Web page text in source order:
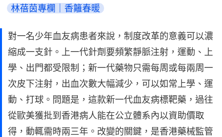
林蓓茵專欄｜香籬春暖
對一名少年血友病患者來說，制度改革的意義可以濃
縮成一支針。上一代針劑要頻繁靜脈注射，運動、上
學、出門都受限制；新一代藥物只需每周或每兩周一
次皮下注射，出血次數大幅減少，可以如常上學、運
動、打球。問題是，這款新一代血友病標靶藥，過往
從歐美獲批到香港病人能在公立體系內以資助價取
得，動輒需時兩三年。改變的關鍵，是香港藥械監管